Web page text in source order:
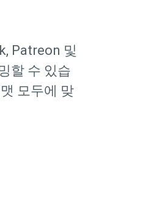
Patreon 및
할 수 있습
모두에 맞